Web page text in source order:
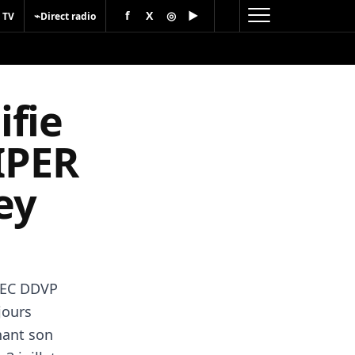
⌁Direct radio f X ◎ ▶
DDVP
son